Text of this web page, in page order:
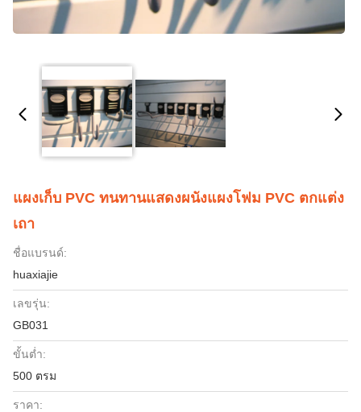
แผงเก็บ PVC ทนทานแสดงผนังแผงโฟม PVC ตกแต่ง
เถา
ชื่อแบรนด์:
huaxiajie
เลขรุ่น:
GB031
ขั้นต่ำ:
500 ตรม
ราคา: